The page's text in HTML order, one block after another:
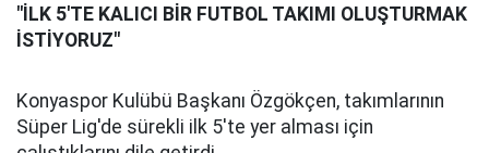
"İLK 5'TE KALICI BİR FUTBOL TAKIMI OLUŞTURMAK
İSTİYORUZ"
Konyaspor Kulübü Başkanı Özgökçen, takımlarının
Süper Lig'de sürekli ilk 5'te yer alması için